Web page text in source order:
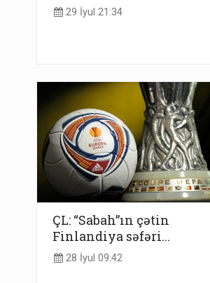
29 İyul 21:34
ÇL: “Sabah”ın çətin
Finlandiya səfəri...
28 İyul 09:42